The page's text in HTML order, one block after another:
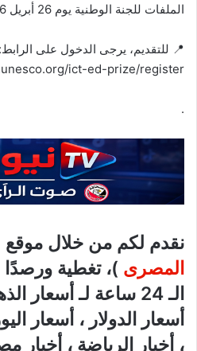
الملفات للجنة الوطنية يوم 26 أبريل 2026.
📍 للتقديم، يرجى الدخول على الرابط:
ict-ed-prize/register⁠
.
نقدم لكم من خلال موقع
المصرى )، تغطية
الـ 24 ساعة لـ
أسعار الدولار ، أسعار
، أخبار الرياضة ، أخبار